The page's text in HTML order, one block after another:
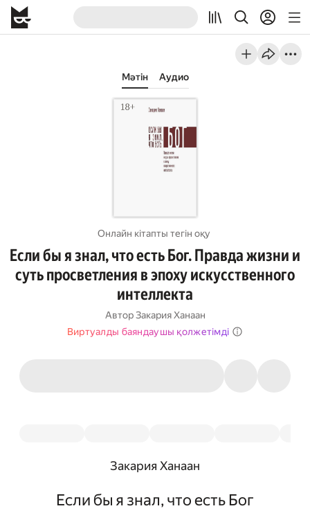
Мәтін Аудио
Онлайн кітапты тегін оқу
Если бы я знал, что есть Бог. Правда жизни и
суть просветления в эпоху искусственного
интеллекта
Автор Закария Ханаан
Виртуалды баяндаушы қолжетімді
Закария Ханаан
Если бы я знал, что есть Бог